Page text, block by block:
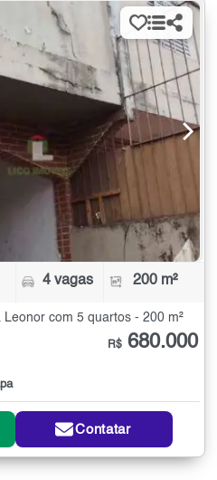
4 vagas 200 m²
com 5 quartos - 200 m²
R$ 680.000
Contatar